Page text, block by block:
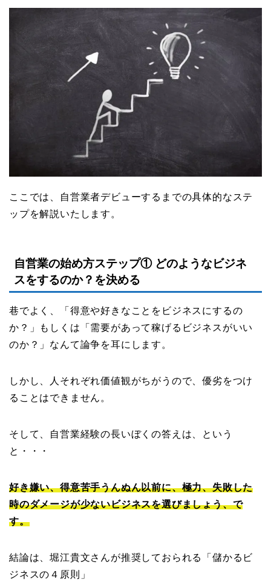
ここでは、自営業者デビューするまでの具体的なステ
ップを解説いたします。
自営業の始め方ステップ① どのようなビジネ
スをするのか？を決める
巷でよく、「得意や好きなことをビジネスにするの
か？」もしくは「需要があって稼げるビジネスがいい
のか？」なんて論争を耳にします。
しかし、人それぞれ価値観がちがうので、優劣をつけ
ることはできません。
そして、自営業経験の長いぼくの答えは、という
と・・・
好き嫌い、得意苦手うんぬん以前に、極力、失敗した
時のダメージが少ないビジネスを選びましょう、で
す。
結論は、堀江貴文さんが推奨しておられる「儲かるビ
ジネスの４原則」